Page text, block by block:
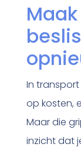
In
op kosten,
Maar die
inzicht dat